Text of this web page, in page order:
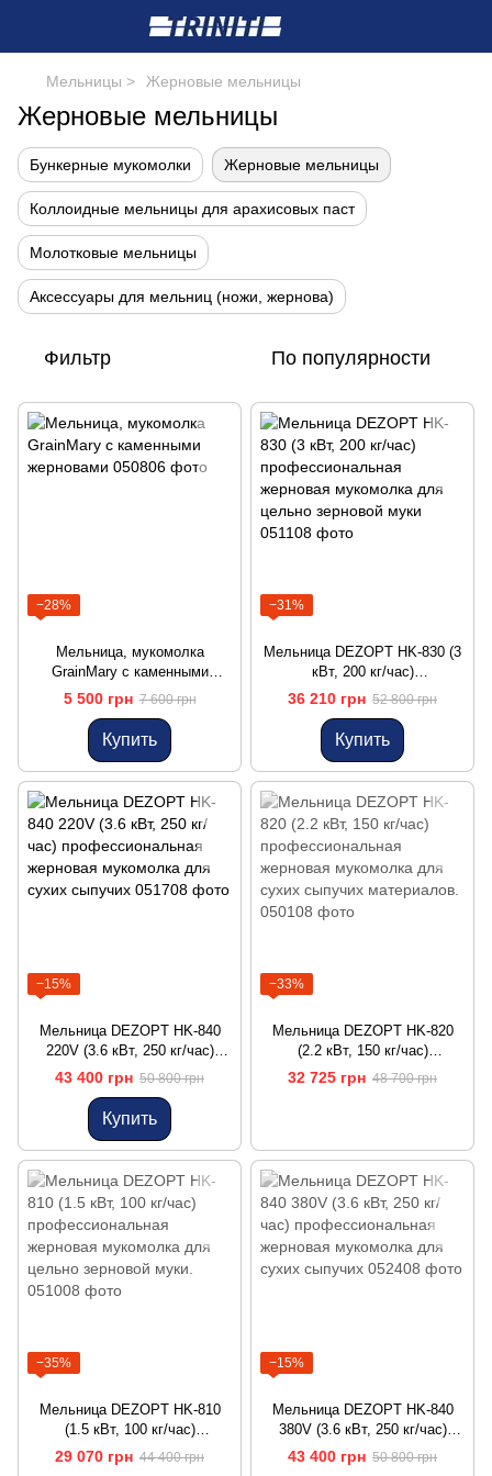
Мельницы > Жерновые мельницы
Жерновые мельницы
Бункерные мукомолки Жерновые мельницы
Коллоидные мельницы для арахисовых паст
Молотковые мельницы
Аксессуары для мельниц (ножи, жернова)
Фильтр По популярности
−28%
Мельница, мукомолка
GrainMary с каменными
жерновами
5 500 грн 7 600 грн
Купить
−31%
Мельница DEZOPT HK-830 (3
кВт, 200 кг/час)
профессиональная жерновая
мукомолка для цельно
зерновой муки
36 210 грн 52 800 грн
Купить
−15%
Мельница DEZOPT HK-840
220V (3.6 кВт, 250 кг/час)
профессиональная жерновая
мукомолка для сухих
сыпучих
43 400 грн 50 800 грн
Купить
−33%
Мельница DEZOPT HK-820
(2.2 кВт, 150 кг/час)
профессиональная жерновая
мукомолка для сухих
32 725 грн 48 700 грн
−35%
Мельница DEZOPT HK-810
(1.5 кВт, 100 кг/час)
профессиональная жерновая
мукомолка для цельно
29 070 грн 44 400 грн
−15%
Мельница DEZOPT HK-840
380V (3.6 кВт, 250 кг/час)
профессиональная жерновая
мукомолка для сухих
43 400 грн 50 800 грн